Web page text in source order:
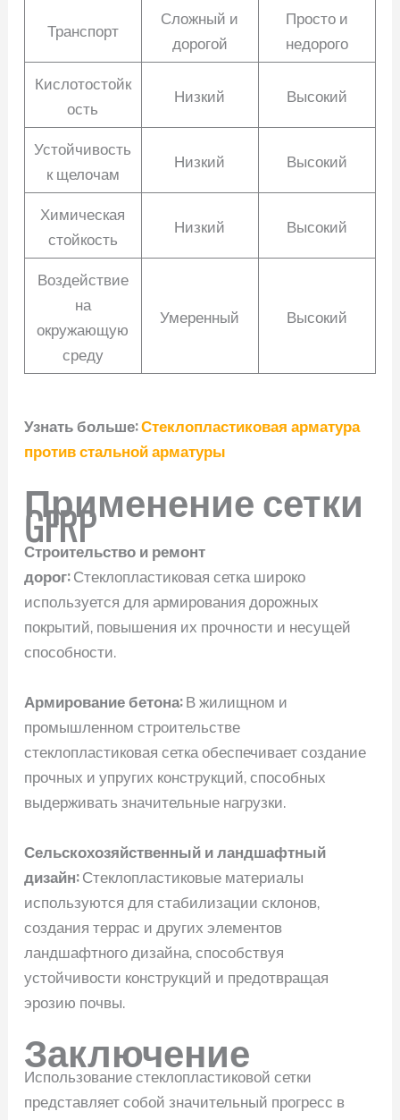
Транспорт
Сложный и
дорогой
Просто и
недорого
Кислотостойк
ость
Низкий Высокий
Устойчивость
к щелочам
Низкий Высокий
Химическая
стойкость
Низкий Высокий
Воздействие
на
окружающую
среду
Умеренный Высокий
Узнать больше:Стеклопластиковая арматура
против стальной арматуры
Применение сетки
GFRP
Строительство и ремонт
дорог:Стеклопластиковая сетка широко
используется для армирования дорожных
покрытий, повышения их прочности и несущей
способности.
Армирование бетона:В жилищном и
промышленном строительстве
стеклопластиковая сетка обеспечивает создание
прочных и упругих конструкций, способных
выдерживать значительные нагрузки.
Сельскохозяйственный и ландшафтный
дизайн:Стеклопластиковые материалы
используются для стабилизации склонов,
создания террас и других элементов
ландшафтного дизайна, способствуя
устойчивости конструкций и предотвращая
эрозию почвы.
Заключение
Использование стеклопластиковой сетки
представляет собой значительный прогресс в